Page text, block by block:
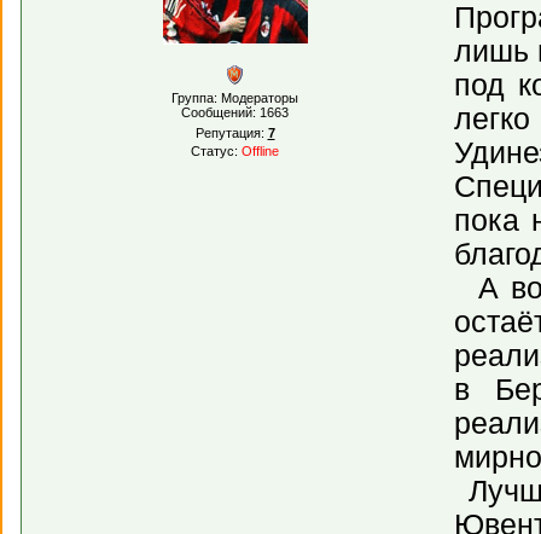
Группа: Модераторы
Сообщений: 1663
Репутация: 7
Статус: Offline
лишь
под
пока
А
в